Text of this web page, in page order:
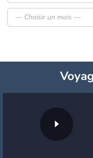
— Choisir un mois —